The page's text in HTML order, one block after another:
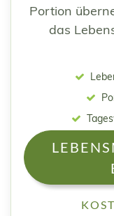
Portion
das